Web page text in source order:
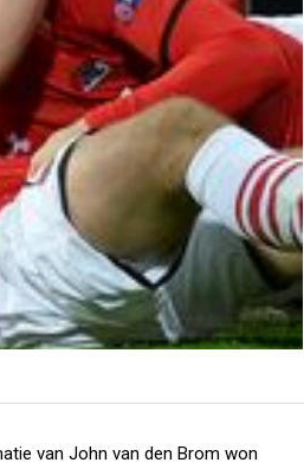
van John van den Brom won